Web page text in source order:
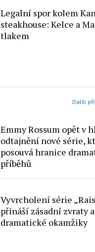
Legalní spor kolem
steakhouse: Kelce a
tlakem
Další
Emmy Rossum opět v
odtajnění nové série,
posouvá hranice
příběhů
Vyvrcholení série
přináší zásadní zvraty a
dramatické okamžiky